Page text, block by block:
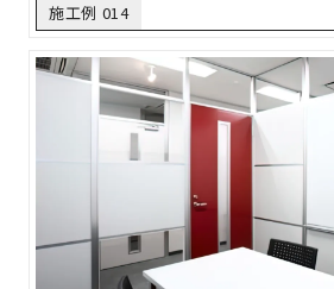
施工例 014